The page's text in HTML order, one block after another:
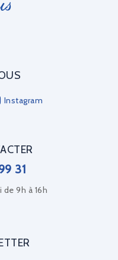
Instagram
31
9h à 16h